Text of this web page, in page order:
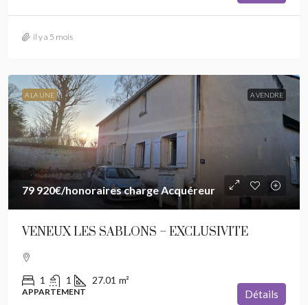
il y a 5 mois
A LA UNE A VENDRE
79 920€/honoraires charge Acquéreur
VENEUX LES SABLONS – EXCLUSIVITE
1 1 27.01 m²
APPARTEMENT Détails